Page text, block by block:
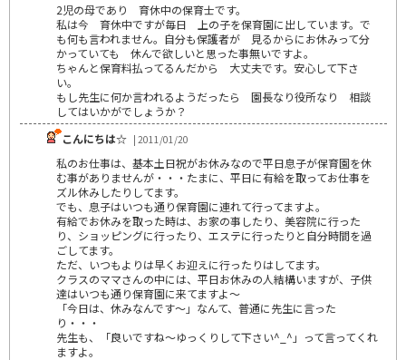
2児の母であり 育休中の保育士です。
私は今 育休中ですが毎日 上の子を保育園に出しています。で
も何も言われません。自分も保護者が 見るからにお休みって分
かっていても 休んで欲しいと思った事無いですよ。
ちゃんと保育料払ってるんだから 大丈夫です。安心して下さ
い。
もし先生に何か言われるようだったら 園長なり役所なり 相談
してはいかがでしょうか？
こんにちは☆ | 2011/01/20
私のお仕事は、基本土日祝がお休みなので平日息子が保育園を休
む事がありませんが・・・たまに、平日に有給を取ってお仕事を
ズル休みしたりしてます。
でも、息子はいつも通り保育園に連れて行ってますよ。
有給でお休みを取った時は、お家の事したり、美容院に行った
り、ショッピングに行ったり、エステに行ったりと自分時間を過
ごしてます。
ただ、いつもよりは早くお迎えに行ったりはしてます。
クラスのママさんの中には、平日お休みの人結構いますが、子供
達はいつも通り保育園に来てますよ～
「今日は、休みなんです～」なんて、普通に先生に言った
り・・・
先生も、「良いですね～ゆっくりして下さい^_^」って言ってくれ
ますよ。